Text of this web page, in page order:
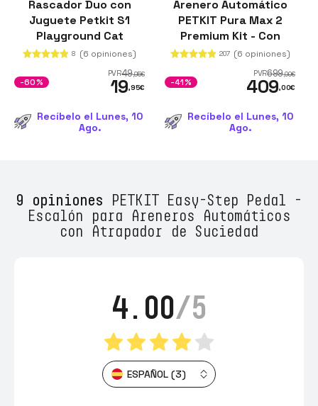
Rascador Duo con
Juguete Petkit S1
Playground Cat
8 (6 opiniones)
PVR49,95€
19,95€
-60%
Recíbelo el Lunes, 10
Ago.
Arenero Automático
PETKIT Pura Max 2
Premium Kit - Con
tecnología xSecure e
incluye kit de
eliminación de olores -
207 (6 opiniones)
PVR699,00€
409,00€
-41%
Recíbelo el Lunes, 10
Ago.
9 opiniones PETKIT Easy-Step Pedal -
Escalón para Areneros Automáticos
con Atrapador de Suciedad
4.00/5
ESPAÑOL (3)